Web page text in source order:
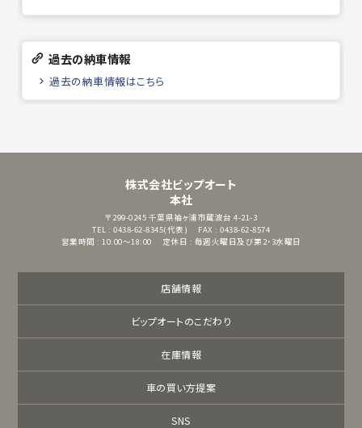
過去の納車情報
過去の納車情報はこちら
株式会社ビップオート
本社
〒299-0245 千葉県袖ヶ浦市蔵波台 4-21-3
TEL : 0438-62-8345(代表)
FAX : 0438-62-8574
営業時間 : 10:00～18:00
定休日 : 毎週火曜日及び第2・3水曜日
店舗情報
ビップオートのこだわり
在庫情報
車の買い方提案
SNS